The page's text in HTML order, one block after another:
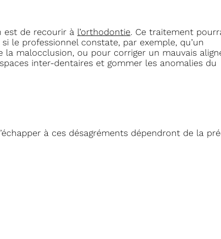
est de recourir à l’orthodontie. Ce traitement
si le professionnel constate, par exemple, qu’un
la malocclusion, ou pour corriger un mauvais
inter-dentaires et gommer les anomalies du
à ces désagréments dépendront de la